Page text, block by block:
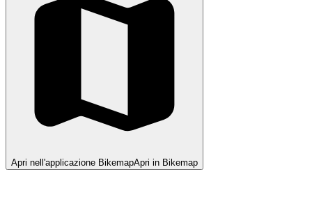
Apri nell'applicazione BikemapApri in Bikemap